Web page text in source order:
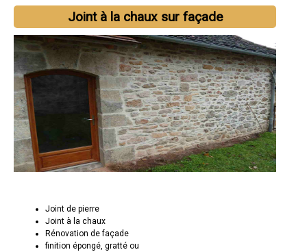
Joint à la chaux sur façade
Joint de pierre
Joint à la chaux
Rénovation de façade
finition épongé, gratté ou